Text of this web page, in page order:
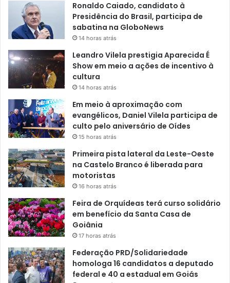
Ronaldo Caiado, candidato à
Presidência do Brasil, participa de
sabatina na GloboNews
14 horas atrás
Leandro Vilela prestigia Aparecida É
Show em meio a ações de incentivo à
cultura
14 horas atrás
Em meio à aproximação com
evangélicos, Daniel Vilela participa de
culto pelo aniversário de Oídes
15 horas atrás
Primeira pista lateral da Leste-Oeste
na Castelo Branco é liberada para
motoristas
16 horas atrás
Feira de Orquídeas terá curso solidário
em benefício da Santa Casa de
Goiânia
17 horas atrás
Federação PRD/Solidariedade
homologa 16 candidatos a deputado
federal e 40 a estadual em Goiás